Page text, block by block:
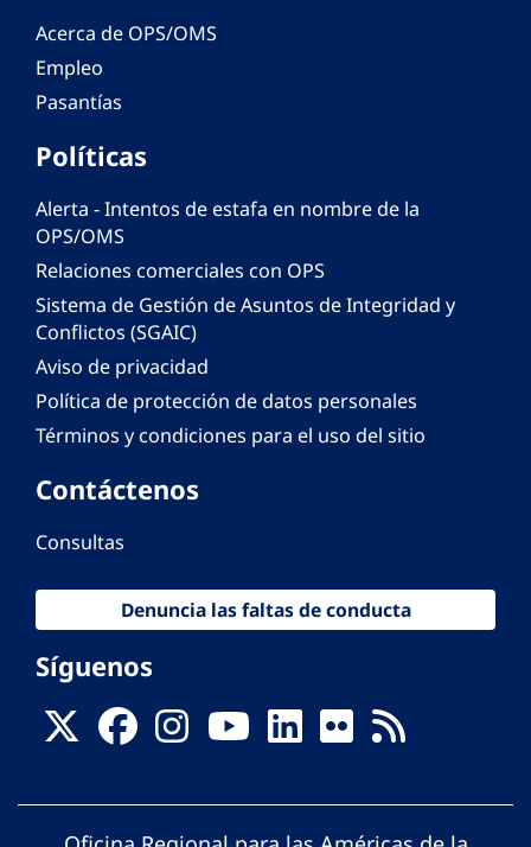
Acerca de OPS/OMS
Empleo
Pasantías
Políticas
Alerta - Intentos de estafa en nombre de la
OPS/OMS
Relaciones comerciales con OPS
Sistema de Gestión de Asuntos de Integridad y
Conflictos (SGAIC)
Aviso de privacidad
Política de protección de datos personales
Términos y condiciones para el uso del sitio
Contáctenos
Consultas
Denuncia las faltas de conducta
Síguenos